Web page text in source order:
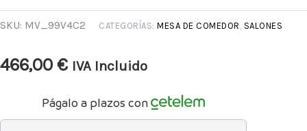
SKU: MV_99V4C2 CATEGORÍAS: MESA DE COMEDOR , SALONES
466,00 € IVA Incluido
Págalo a plazos con